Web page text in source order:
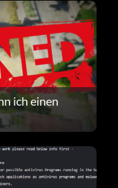
ich einen